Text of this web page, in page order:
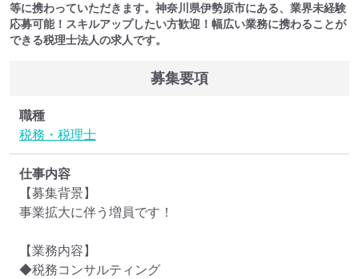
等に携わっていただきます。神奈川県伊勢原市にある、業界未経験
応募可能！スキルアップしたい方歓迎！幅広い業務に携わることが
できる税理士法人の求人です。
募集要項
職種
税務・税理士
仕事内容
【募集背景】
事業拡大に伴う増員です！
【業務内容】
◆税務コンサルティング